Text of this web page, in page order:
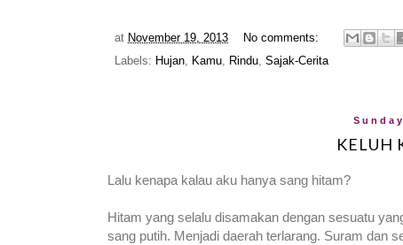
at November 19, 2013
No comments:
Labels: Hujan, Kamu, Rindu, Sajak-Cerita
KELUH
Lalu kenapa kalau aku hanya sang hitam?
Hitam yang selalu disamakan dengan sesuatu
sang putih. Menjadi daerah terlarang. Suram dan